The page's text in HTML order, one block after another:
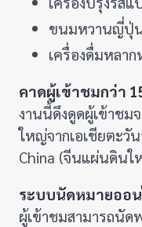
ขนมหวานญี่ปุ่
เครื่องดื่มหลา
คาดผู้เข้าชมกว่า
งานนี้ดึงดูดผู้เข้าชม
ใหญ่จากเอเชียตะวั
China (จีนแผ่นดินใ
ระบบนัดหมายออ
ผู้เข้าชมสามารถนั